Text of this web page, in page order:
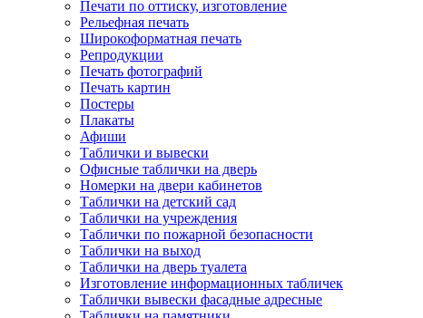
Печати по оттиску, изготовление
Рельефная печать
Широкоформатная печать
Репродукции
Печать фотографий
Печать картин
Постеры
Плакаты
Афиши
Таблички и вывески
Офисные таблички на дверь
Номерки на двери кабинетов
Таблички на детский сад
Таблички на учреждения
Таблички по пожарной безопасности
Таблички на выход
Таблички на дверь туалета
Изготовление информационных табличек
Таблички вывески фасадные адресные